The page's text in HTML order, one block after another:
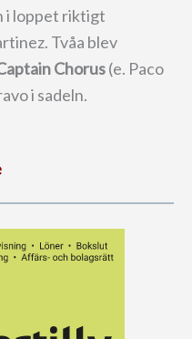
i loppet riktigt
Tvåa blev
Chorus(e. Paco
i sadeln.